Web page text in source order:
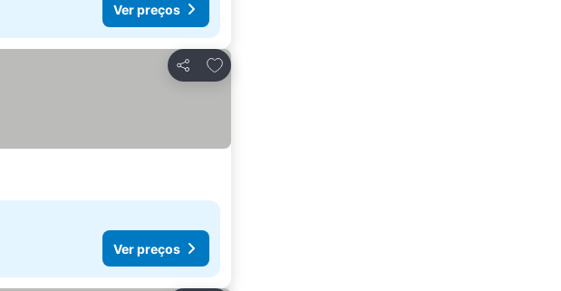
Ver preços
Partilhar
Adicionar aos favoritos
Ver preços